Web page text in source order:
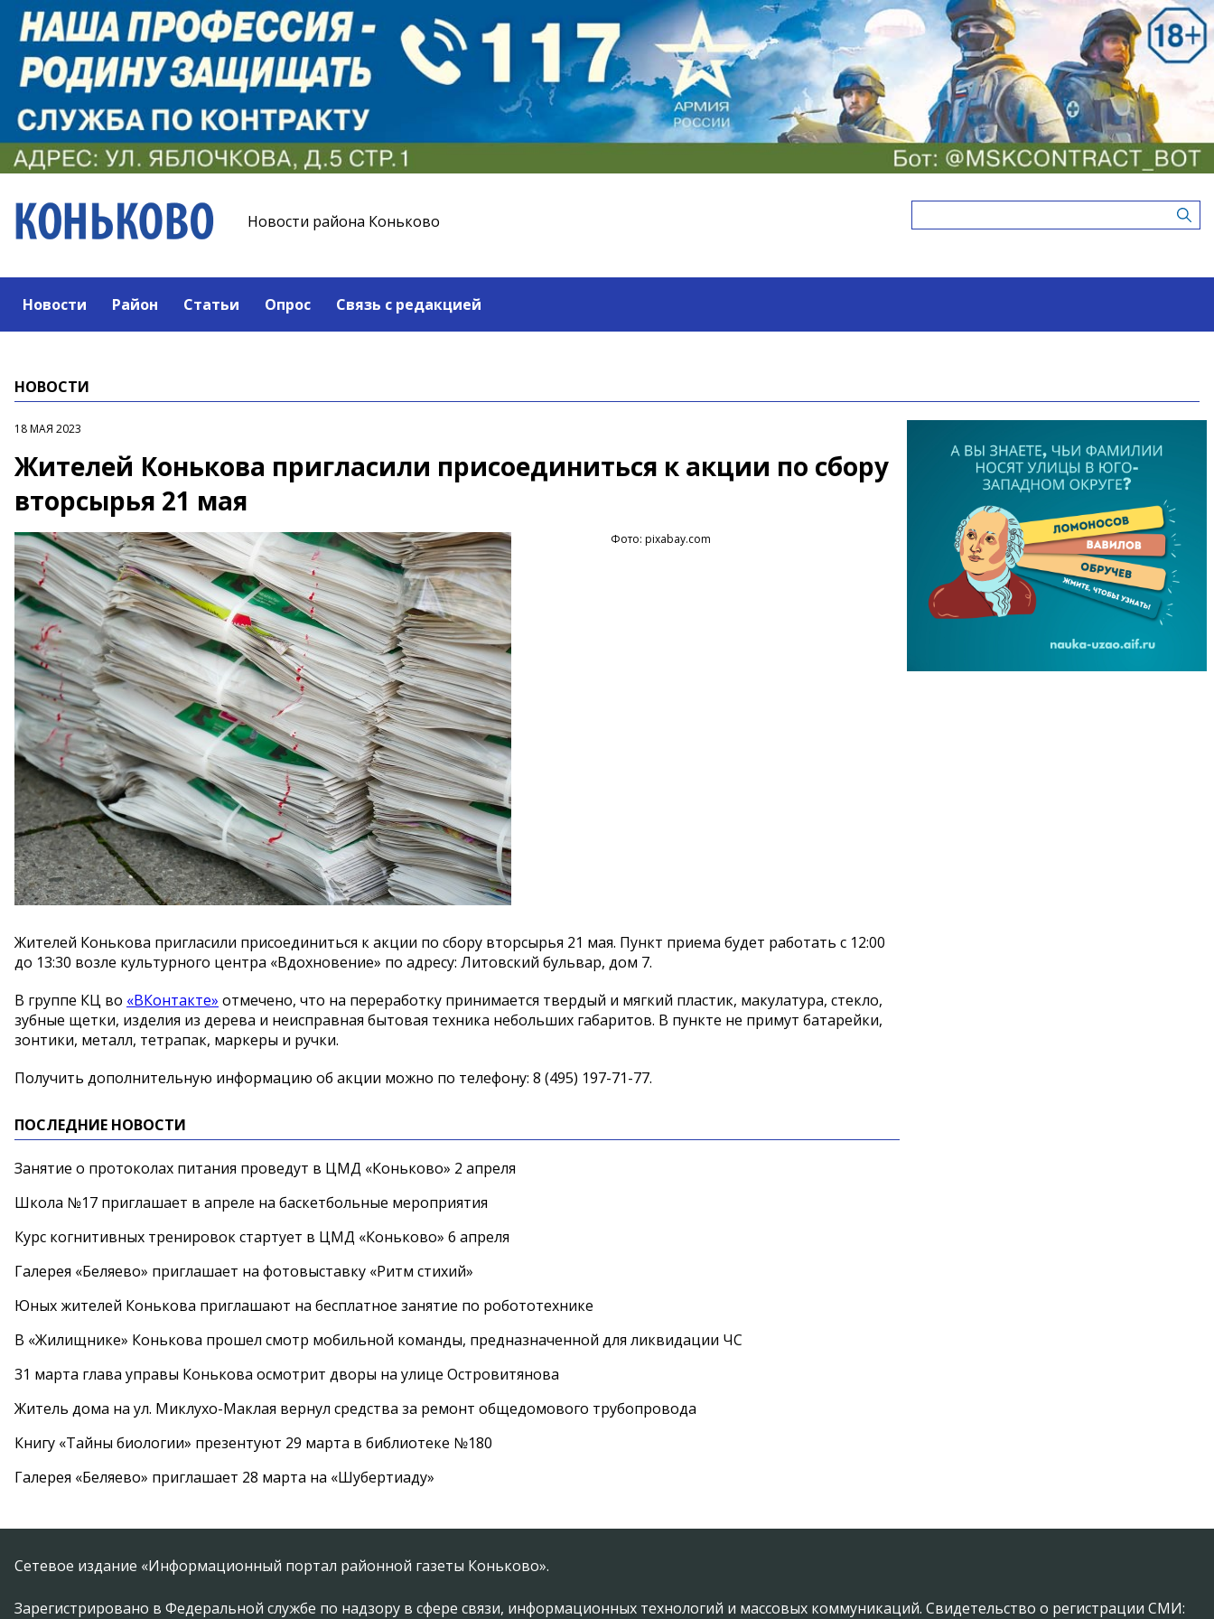
Новости района Коньково
Новости Район Статьи Опрос Связь с редакцией
НОВОСТИ
18 МАЯ 2023
Жителей Конькова пригласили присоединиться к акции по сбору
вторсырья 21 мая
Фото: pixabay.com
Жителей Конькова пригласили присоединиться к акции по сбору вторсырья 21 мая. Пункт приема будет работать с 12:00
до 13:30 возле культурного центра «Вдохновение» по адресу: Литовский бульвар, дом 7.
В группе КЦ во «ВКонтакте» отмечено, что на переработку принимается твердый и мягкий пластик, макулатура, стекло,
зубные щетки, изделия из дерева и неисправная бытовая техника небольших габаритов. В пункте не примут батарейки,
зонтики, металл, тетрапак, маркеры и ручки.
Получить дополнительную информацию об акции можно по телефону: 8 (495) 197-71-77.
ПОСЛЕДНИЕ НОВОСТИ
Занятие о протоколах питания проведут в ЦМД «Коньково» 2 апреля
Школа №17 приглашает в апреле на баскетбольные мероприятия
Курс когнитивных тренировок стартует в ЦМД «Коньково» 6 апреля
Галерея «Беляево» приглашает на фотовыставку «Ритм стихий»
Юных жителей Конькова приглашают на бесплатное занятие по робототехнике
В «Жилищнике» Конькова прошел смотр мобильной команды, предназначенной для ликвидации ЧС
31 марта глава управы Конькова осмотрит дворы на улице Островитянова
Житель дома на ул. Миклухо-Маклая вернул средства за ремонт общедомового трубопровода
Книгу «Тайны биологии» презентуют 29 марта в библиотеке №180
Галерея «Беляево» приглашает 28 марта на «Шубертиаду»
Сетевое издание «Информационный портал районной газеты Коньково».
Зарегистрировано в Федеральной службе по надзору в сфере связи, информационных технологий и массовых коммуникаций. Свидетельство о регистрации СМИ: